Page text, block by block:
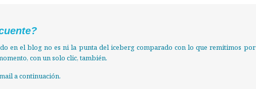
en el blog no es ni la punta del iceberg comparado con lo que remitimos por
con un solo clic, también.
a continuación.